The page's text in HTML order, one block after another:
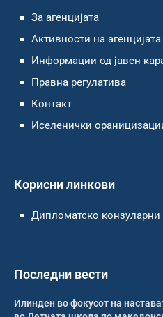
За агенцијата
Активности на агенцијата
Информации од јавен
Правна регулатива
Контакт
Иселенички
Корисни линкови
Дипломатско
Последни вести
Илинден во фокусот на